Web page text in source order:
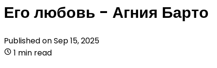
Его любовь - Агния Барто
Published onSep 15, 2025
1 min read